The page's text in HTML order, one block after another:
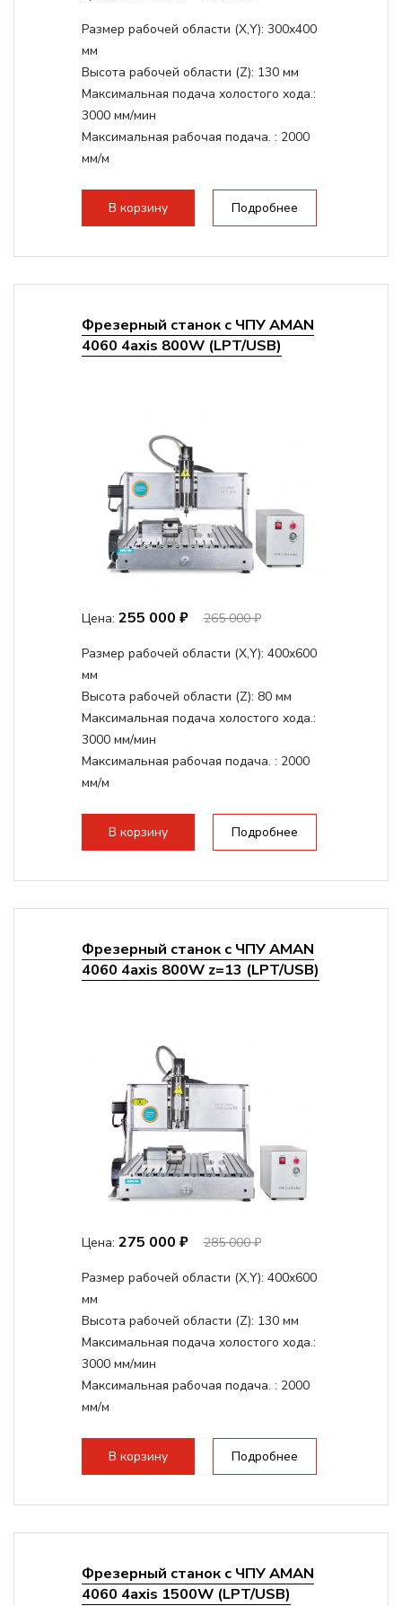
Размер рабочей области (Х,Y): 300x400
мм
Высота рабочей области (Z): 130 мм
Максимальная подача холостого хода.:
3000 мм/мин
Максимальная рабочая подача. : 2000
мм/м
стандартно:Т-слот
Цанговый патрон:ER11
В корзину Подробнее
Фрезерный станок с ЧПУ AMAN
4060 4axis 800W (LPT/USB)
Цена: 255 000 ₽ 265 000 ₽
Размер рабочей области (Х,Y): 400x600
мм
Высота рабочей области (Z): 80 мм
Максимальная подача холостого хода.:
3000 мм/мин
Максимальная рабочая подача. : 2000
мм/м
стандартно:Т-слот
Цанговый патрон:ER11
В корзину Подробнее
Фрезерный станок с ЧПУ AMAN
4060 4axis 800W z=13 (LPT/USB)
Цена: 275 000 ₽ 285 000 ₽
Размер рабочей области (Х,Y): 400x600
мм
Высота рабочей области (Z): 130 мм
Максимальная подача холостого хода.:
3000 мм/мин
Максимальная рабочая подача. : 2000
мм/м
стандартно:Т-слот
Цанговый патрон:ER11
В корзину Подробнее
Фрезерный станок с ЧПУ AMAN
4060 4axis 1500W (LPT/USB)